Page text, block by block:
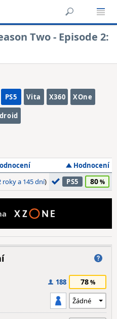
Two - Episode 2:
PS5 Vita X360 XOne
Hodnocení
roky a 145 dní) PS5 80
188 78